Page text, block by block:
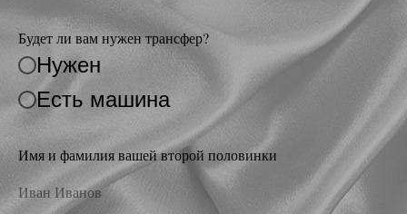
Будет ли вам нужен трансфер?
Нужен
Есть машина
Имя и фамилия вашей второй половинки